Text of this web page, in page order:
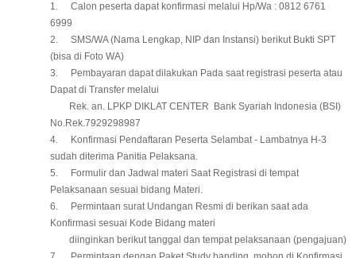
1.
Calon peserta dapat konfirmasi melalui Hp/Wa : 0812 6761
6999
2.
SMS/WA (Nama Lengkap, NIP dan Instansi) berikut Bukti SPT
(bisa di Foto WA)
3.
Pembayaran dapat dilakukan Pada saat registrasi peserta atau
Dapat di Transfer melalui
Rek. an. LPKP DIKLAT CENTER
Bank Syariah Indonesia (BSI)
No.Rek.7929298987
4.
Konfirmasi Pendaftaran Peserta Selambat - Lambatnya H-3
sudah diterima Panitia Pelaksana.
5.
Formulir dan Jadwal materi Saat Registrasi di tempat
Pelaksanaan sesuai bidang Materi.
6.
Permintaan surat Undangan Resmi di berikan saat ada
Konfirmasi sesuai Kode Bidang materi
diinginkan berikut tanggal dan tempat pelaksanaan (pengajuan)